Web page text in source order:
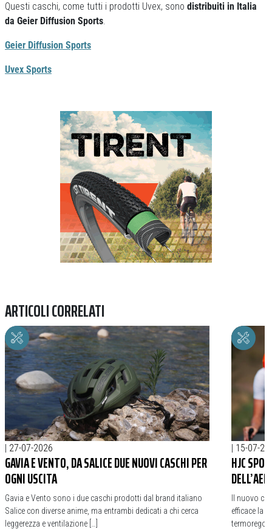
Questi caschi, come tutti i prodotti Uvex, sono distribuiti in Italia
da Geier Diffusion Sports.
Geier Diffusion Sports
Uvex Sports
Previous
ARTICOLI CORRELATI
| 27-07-2026
GAVIA E VENTO, DA SALICE DUE NUOVI CASCHI PER
OGNI USCITA
Gavia e Vento sono i due caschi prodotti dal brand italiano
Salice con diverse anime, ma entrambi dedicati a chi cerca
leggerezza e ventilazione […]
| 15-07-
HJC
Il nuovo
efficace la